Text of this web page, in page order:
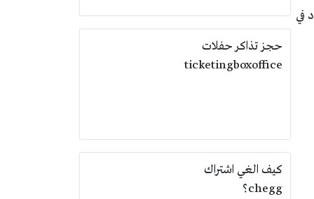
حجز تذاكر حفلات
ticketingboxoffice
كيف الغي اشتراك
chegg؟
في